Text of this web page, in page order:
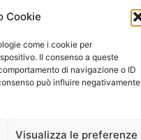
Cookie
come i cookie per
Il consenso a queste
di navigazione o ID
può influire negativamente
Visualizza le preferenze